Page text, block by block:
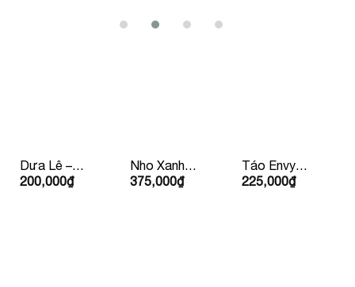
Dưa Lê –
Hàn Quốc
200,000₫
Nho Xanh
Bay Úc/ Mỹ
375,000₫
Táo Envy
Mỹ/
225,000₫